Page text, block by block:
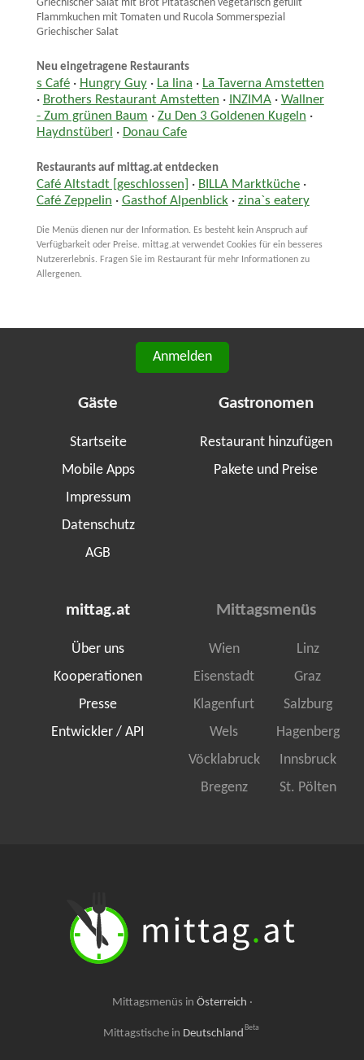
Griechischer Salat mit Brot Pitataschen vegetarisch gefüllt
Flammkuchen mit Tomaten und Rucola Sommerspezial
Griechischer Salat
Neu eingetragene Restaurants
s Café· Hungry Guy· La lina · La Taverna Amstetten
· Brothers Restaurant Amstetten · INZIMA· Wallner
- Zum grünen Baum · Zu Den 3 Goldenen Kugeln ·
Haydnstüberl · Donau Cafe
Restaurants auf mittag.at entdecken
Café Altstadt [geschlossen] · BILLA Marktküche·
Café Zeppelin · Gasthof Alpenblick· zina`s eatery
Die Menüs dienen nur der Information. Es besteht kein Anspruch auf
Verfügbarkeit oder Preise. mittag.at verwendet Cookies für ein besseres
Nutzererlebnis. Fragen Sie im Restaurant für mehr Informationen zu
Allergenen.
Anmelden
Gäste
Startseite
Mobile Apps
Impressum
Datenschutz
AGB
Gastronomen
Restaurant hinzufügen
Pakete und Preise
mittag.at
Über uns
Kooperationen
Presse
Entwickler / API
Mittagsmenüs
Wien
Linz
Eisenstadt
Graz
Klagenfurt
Salzburg
Wels
Hagenberg
Vöcklabruck
Innsbruck
Bregenz
St. Pölten
Mittagsmenüs in Österreich ·
Mittagstische in Deutschland Beta